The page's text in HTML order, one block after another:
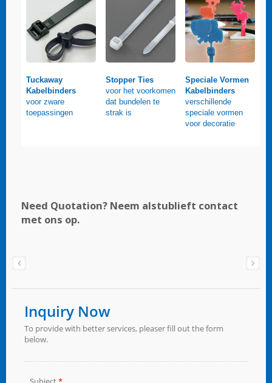
Tuckaway
Kabelbinders
voor zware
toepassingen
Stopper Ties
voor het voorkomen
dat bundelen te
strak is
Speciale Vormen
Kabelbinders
verschillende
speciale vormen
voor decoratie
Need Quotation? Neem alstublieft contact
met ons op.